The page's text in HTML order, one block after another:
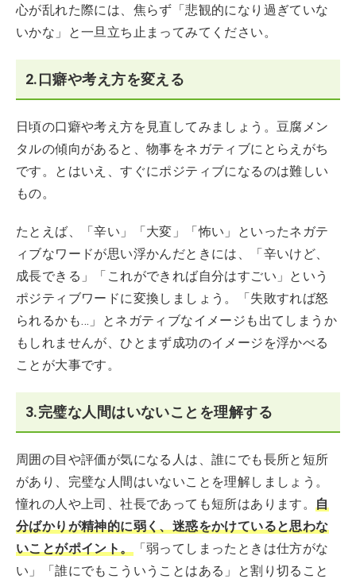
心が乱れた際には、焦らず「悲観的になり過ぎていな
いかな」と一旦立ち止まってみてください。
2.口癖や考え方を変える
日頃の口癖や考え方を見直してみましょう。豆腐メン
タルの傾向があると、物事をネガティブにとらえがち
です。とはいえ、すぐにポジティブになるのは難しい
もの。
たとえば、「辛い」「大変」「怖い」といったネガテ
ィブなワードが思い浮かんだときには、「辛いけど、
成長できる」「これができれば自分はすごい」という
ポジティブワードに変換しましょう。「失敗すれば怒
られるかも…」とネガティブなイメージも出てしまうか
もしれませんが、ひとまず成功のイメージを浮かべる
ことが大事です。
3.完璧な人間はいないことを理解する
周囲の目や評価が気になる人は、誰にでも長所と短所
があり、完璧な人間はいないことを理解しましょう。
憧れの人や上司、社長であっても短所はあります。自
分ばかりが精神的に弱く、迷惑をかけていると思わな
いことがポイント。「弱ってしまったときは仕方がな
い」「誰にでもこういうことはある」と割り切ること